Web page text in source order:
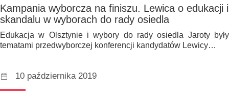
Kampania wyborcza na finiszu. Lewica o edukacji i
skandalu w wyborach do rady osiedla
Edukacja w Olsztynie i wybory do rady osiedla Jaroty były
tematami przedwyborczej konferencji kandydatów Lewicy…
10 października 2019